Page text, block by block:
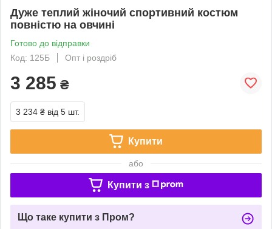
Дуже теплий жіночий спортивний костюм
повністю на овчині
Готово до відправки
Код: 125Б
Опт і роздріб
3 285 ₴
3 234 ₴ від 5 шт.
Купити
або
Купити з
Що таке купити з Пром?